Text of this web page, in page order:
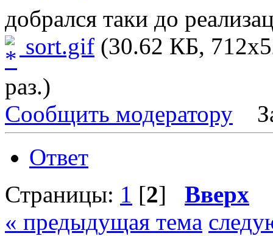
добрался таки до
sort.gif (30.62 КБ,
раз.)
Сообщить модератору
Ответ
Страницы: 1 [2] Вверх
« предыдущая тема